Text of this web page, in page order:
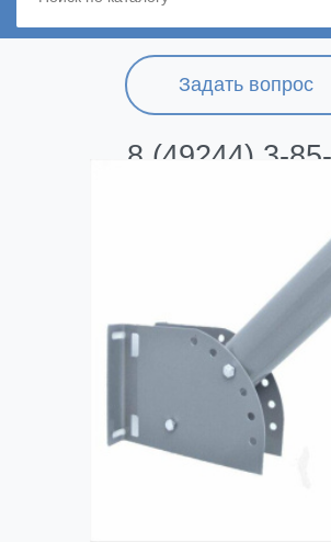
Задать вопрос
8 (49244) 3-